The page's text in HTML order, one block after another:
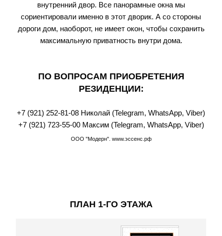
внутренний двор. Все панорамные окна мы
сориентировали именно в этот дворик. А со стороны
дороги дом, наоборот, не имеет окон, чтобы сохранить
максимальную приватность внутри дома.
ПО ВОПРОСАМ ПРИОБРЕТЕНИЯ
РЕЗИДЕНЦИИ:
+7 (921) 252-81-08 Николай (Telegram, WhatsАpp, Viber)
+7 (921) 723-55-00Максим (Telegram, WhatsАpp, Viber)
ООО "Модерн". www.эссенс .рф
ПЛАН 1-ГО ЭТАЖА